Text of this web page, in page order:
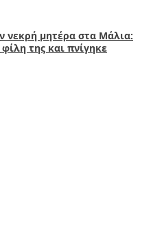
νεκρή μητέρα στα Μάλια:
της και πνίγηκε